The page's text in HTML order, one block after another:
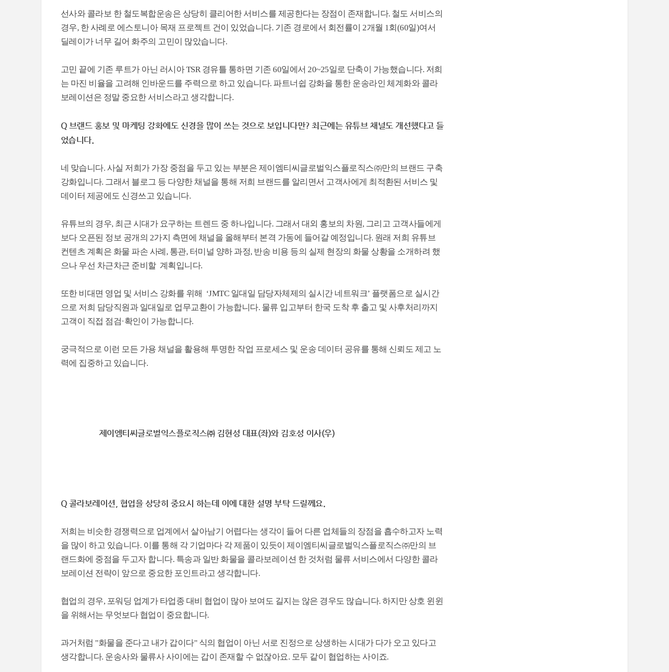
선사와 콜라보 한 철도복합운송은 상당히 클리어한 서비스를 제공한다는 장점이 존재합니다. 철도 서비스의
경우, 한 사례로 에스토니아 목재 프로젝트 건이 있었습니다. 기존 경로에서 회전률이 2개월 1회(60일)여서
딜레이가 너무 길어 화주의 고민이 많았습니다.
고민 끝에 기존 루트가 아닌 러시아 TSR 경유틀 통하면 기존 60일에서 20~25일로 단축이 가능했습니다. 저희
는 마진 비율을 고려해 인바운드를 주력으로 하고 있습니다. 파트너쉽 강화을 통한 운송라인 체계화와 콜라
보레이션은 정말 중요한 서비스라고 생각합니다.
Q 브랜드 홍보 및 마케팅 강화에도 신경을 많이 쓰는 것으로 보입니다만? 최근에는 유튜브 채널도 개선했다고 들
었습니다.
네 맞습니다. 사실 저희가 가장 중점을 두고 있는 부분은 제이엠티씨글로벌익스플로직스㈜만의 브랜드 구축
강화입니다. 그래서 블로그 등 다양한 채널을 통해 저희 브랜드를 알리면서 고객사에게 최적환된 서비스 및
데이터 제공에도 신경쓰고 있습니다.
유튜브의 경우, 최근 시대가 요구하는 트렌드 중 하나입니다. 그래서 대외 홍보의 차원, 그리고 고객사들에게
보다 오픈된 정보 공개의 2가지 측면에 채널을 올해부터 본격 가동에 들어갈 예정입니다. 원래 저희 유튜브
컨텐츠 계획은 화물 파손 사례, 통관, 터미널 양하 과정, 반송 비용 등의 실제 현장의 화물 상황을 소개하려 했
으나 우선 차근차근 준비할 계획입니다.
또한 비대면 영업 및 서비스 강화를 위해 ‘JMTC 일대일 담당자체제의 실시간 네트워크’ 플랫폼으로 실시간
으로 저희 담당직원과 일대일로 업무교환이 가능합니다. 물류 입고부터 한국 도착 후 출고 및 사후처리까지
고객이 직접 점검·확인이 가능합니다.
궁극적으로 이런 모든 가용 채널을 활용해 투명한 작업 프로세스 및 운송 데이터 공유를 통해 신뢰도 제고 노
력에 집중하고 있습니다.
제이엠티씨글로벌익스플로직스㈜ 김현성 대표(좌)와 김호성 이사(우)
Q 콜라보레이션, 협업을 상당히 중요시 하는데 이에 대한 설명 부탁 드릴께요.
저희는 비슷한 경쟁력으로 업계에서 살아남기 어렵다는 생각이 들어 다른 업체들의 장점을 흡수하고자 노력
을 많이 하고 있습니다. 이를 통해 각 기업마다 각 제품이 있듯이 제이엠티씨글로벌익스플로직스㈜만의 브
랜드화에 중점을 두고자 합니다. 특송과 일반 화물을 콜라보레이션 한 것처럼 물류 서비스에서 다양한 콜라
보레이션 전략이 앞으로 중요한 포인트라고 생각합니다.
협업의 경우, 포워딩 업계가 타업종 대비 협업이 많아 보여도 길지는 않은 경우도 많습니다. 하지만 상호 윈윈
을 위해서는 무엇보다 협업이 중요합니다.
과거처럼 "화물을 준다고 내가 갑이다" 식의 협업이 아닌 서로 진정으로 상생하는 시대가 다가 오고 있다고
생각합니다. 운송사와 물류사 사이에는 갑이 존재할 수 없잖아요. 모두 같이 협업하는 사이죠.